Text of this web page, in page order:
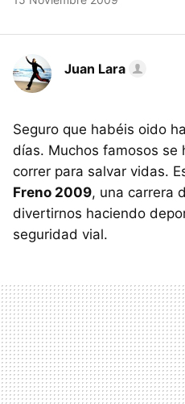
Juan Lara
Seguro que habéis oido
días. Muchos famosos se
correr para salvar vidas.
Freno 2009, una carrera
divertirnos haciendo
seguridad vial.